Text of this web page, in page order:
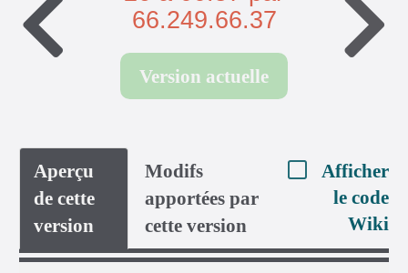
66.249.66.37
Version actuelle
Aperçu
de cette
version
Modifs
apportées par
cette version
Afficher
le code
Wiki